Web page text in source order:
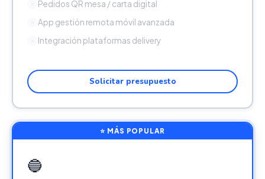
Pedidos QR mesa / carta digital
App gestión remota móvil avanzada
Integración plataformas delivery
Solicitar presupuesto
⭐ MÁS POPULAR
🔵